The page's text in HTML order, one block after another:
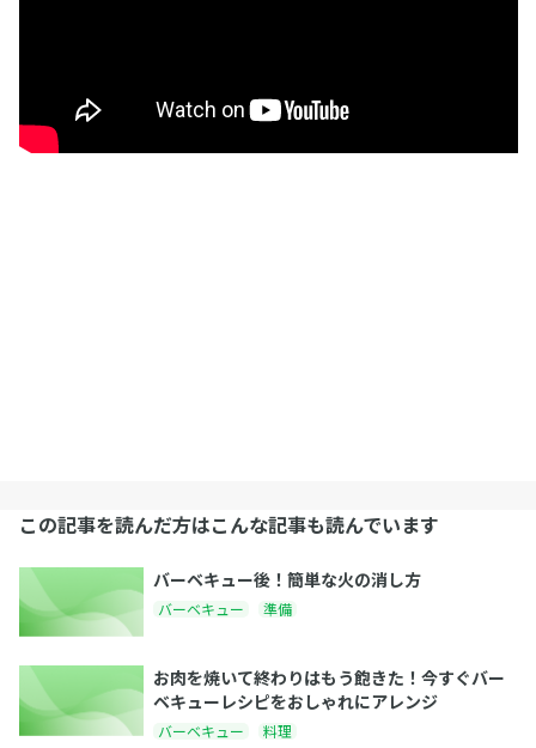
この記事を読んだ方はこんな記事も読んでいます
バーベキュー後！簡単な火の消し方
バーベキュー 準備
お肉を焼いて終わりはもう飽きた！今すぐバー
ベキューレシピをおしゃれにアレンジ
バーベキュー 料理